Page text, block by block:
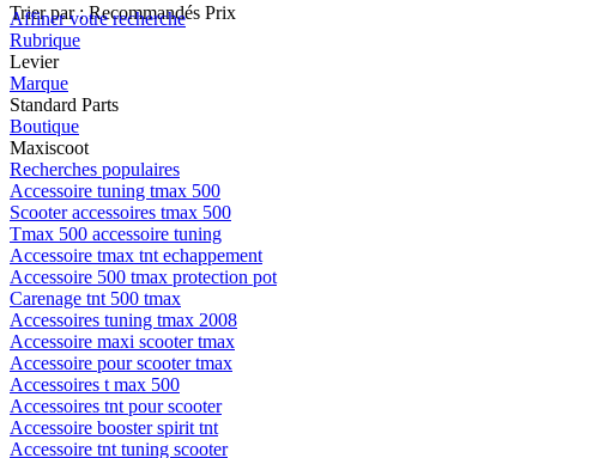
Trier par : Recommandés Prix
Affiner votre recherche
Rubrique
Levier
Marque
Standard Parts
Boutique
Maxiscoot
Recherches populaires
Accessoire tuning tmax 500
Scooter accessoires tmax 500
Tmax 500 accessoire tuning
Accessoire tmax tnt echappement
Accessoire 500 tmax protection pot
Carenage tnt 500 tmax
Accessoires tuning tmax 2008
Accessoire maxi scooter tmax
Accessoire pour scooter tmax
Accessoires t max 500
Accessoires tnt pour scooter
Accessoire booster spirit tnt
Accessoire tnt tuning scooter